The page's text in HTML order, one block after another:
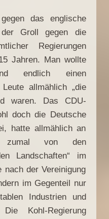
das englische
Groll gegen die
Regierungen
Jahren. Man wollte
endlich einen
allmählich „die
waren. Das CDU-
doch die Deutsche
hatte allmählich an
zumal von den
Landschaften“ im
nach der Vereinigung
im Gegenteil nur
Industrien und
Die Kohl-Regierung